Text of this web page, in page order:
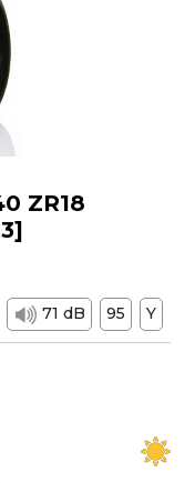
ZR18
71 dB 95 Y